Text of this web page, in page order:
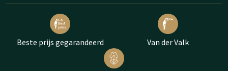
Beste prijs gegarandeerd Van der Valk